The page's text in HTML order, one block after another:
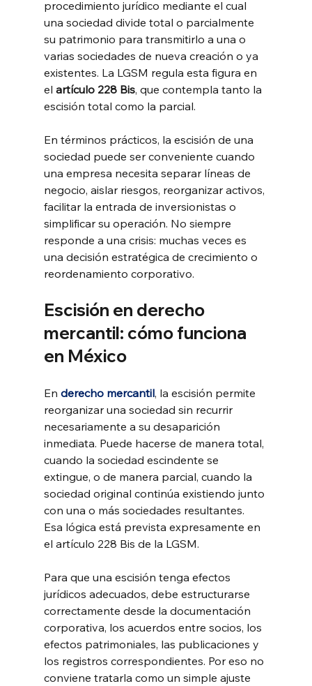
procedimiento jurídico mediante el cual
una sociedad divide total o parcialmente
su patrimonio para transmitirlo a una o
varias sociedades de nueva creación o ya
existentes. La LGSM regula esta figura en
el artículo 228 Bis, que contempla tanto la
escisión total como la parcial.
En términos prácticos, la escisión de una
sociedad puede ser conveniente cuando
una empresa necesita separar líneas de
negocio, aislar riesgos, reorganizar activos,
facilitar la entrada de inversionistas o
simplificar su operación. No siempre
responde a una crisis: muchas veces es
una decisión estratégica de crecimiento o
reordenamiento corporativo.
Escisión en derecho
mercantil: cómo funciona
en México
En derecho mercantil, la escisión permite
reorganizar una sociedad sin recurrir
necesariamente a su desaparición
inmediata. Puede hacerse de manera total,
cuando la sociedad escindente se
extingue, o de manera parcial, cuando la
sociedad original continúa existiendo junto
con una o más sociedades resultantes.
Esa lógica está prevista expresamente en
el artículo 228 Bis de la LGSM.
Para que una escisión tenga efectos
jurídicos adecuados, debe estructurarse
correctamente desde la documentación
corporativa, los acuerdos entre socios, los
efectos patrimoniales, las publicaciones y
los registros correspondientes. Por eso no
conviene tratarla como un simple ajuste